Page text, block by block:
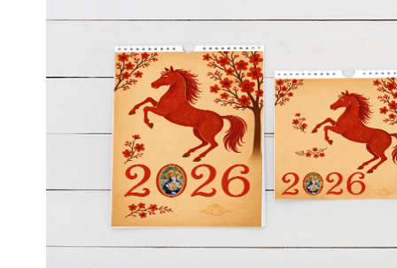
15х20
20х30
30х30
30х40
А4
Фото
рамке
10х10
10×15
13×18
15×15
15×20
20×20